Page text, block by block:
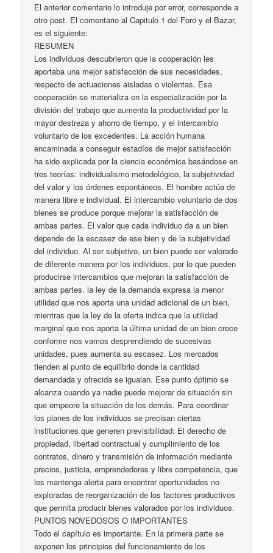
El anterior comentario lo introduje por error, corresponde a
otro post. El comentario al Capitulo 1 del Foro y el Bazar,
es el siguiente:
RESUMEN
Los individuos descubrieron que la cooperación les
aportaba una mejor satisfacción de sus necesidades,
respecto de actuaciones aisladas o violentas. Esa
cooperación se materializa en la especialización por la
división del trabajo que aumenta la productividad por la
mayor destreza y ahorro de tiempo, y el intercambio
voluntario de los excedentes. La acción humana
encaminada a conseguir estadíos de mejor satisfacción
ha sido explicada por la ciencia económica basándose en
tres teorías: individualismo metodológico, la subjetividad
del valor y los órdenes espontáneos. El hombre actúa de
manera libre e individual. El intercambio voluntario de dos
bienes se produce porque mejorar la satisfacción de
ambas partes. El valor que cada individuo da a un bien
depende de la escasez de ese bien y de la subjetividad
del individuo. Al ser subjetivo, un bien puede ser valorado
de diferente manera por los individuos, por lo que pueden
producirse intercambios que mejoran la satisfacción de
ambas partes. la ley de la demanda expresa la menor
utilidad que nos aporta una unidad adicional de un bien,
mientras que la ley de la oferta indica que la utilidad
marginal que nos aporta la última unidad de un bien crece
conforme nos vamos desprendiendo de sucesivas
unidades, pues aumenta su escasez. Los mercados
tienden al punto de equilibrio donde la cantidad
demandada y ofrecida se igualan. Ese punto óptimo se
alcanza cuando ya nadie puede mejorar de situación sin
que empeore la situación de los demás. Para coordinar
los planes de los individuos se precisan ciertas
instituciones que generen previsibilidad: El derecho de
propiedad, libertad contractual y cumplimiento de los
contratos, dinero y transmisión de información mediante
precios, justicia, emprendedores y libre competencia, que
les mantenga alerta para encontrar oportunidades no
exploradas de reorganización de los factores productivos
que permita producir bienes valorados por los individuos.
PUNTOS NOVEDOSOS O IMPORTANTES
Todo el capítulo es importante. En la primera parte se
exponen los principios del funcionamiento de los